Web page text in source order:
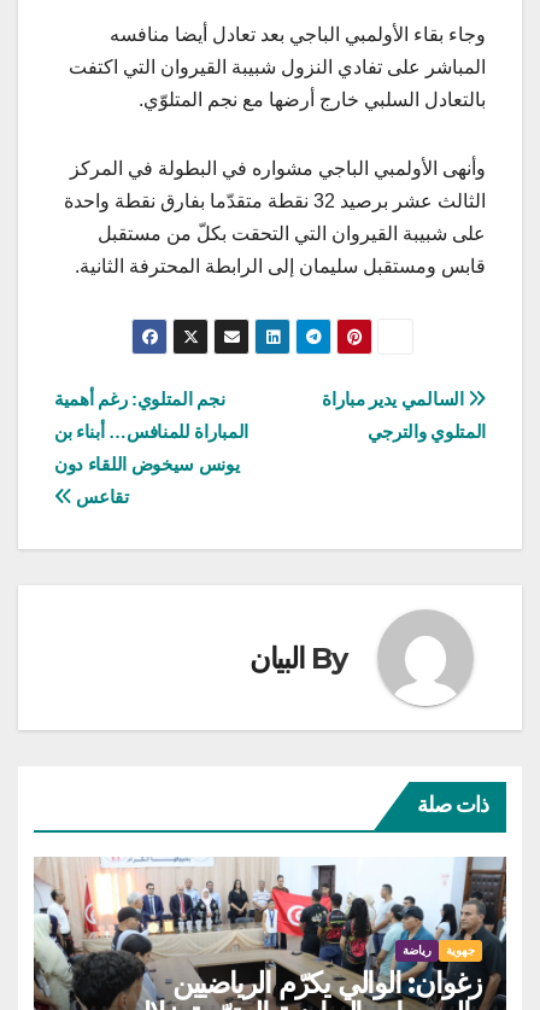
وجاء بقاء الأولمبي الباجي بعد تعادل أيضا منافسه
المباشر على تفادي النزول شبيبة القيروان التي اكتفت
بالتعادل السلبي خارج أرضها مع نجم المتلوّي.
وأنهى الأولمبي الباجي مشواره في البطولة في المركز
الثالث عشر برصيد 32 نقطة متقدّما بفارق نقطة واحدة
على شبيبة القيروان التي التحقت بكلّ من مستقبل
قابس ومستقبل سليمان إلى الرابطة المحترفة الثانية.
تصفّح
المقالات
نجم المتلوي: رغم أهمية
المباراة للمنافس… أبناء بن
يونس سيخوض اللقاء دون
تقاعس
السالمي يدير مباراة
المتلوي والترجي
By البيان
ذات صلة
جهوية رياضة
زغوان: الوالي يكرّم الرياضيين